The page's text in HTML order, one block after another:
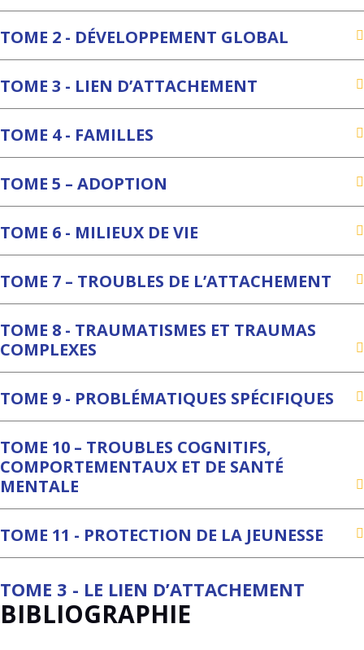
TOME 2 - DÉVELOPPEMENT GLOBAL
TOME 3 - LIEN D’ATTACHEMENT
TOME 4 - FAMILLES
TOME 5 – ADOPTION
TOME 6 - MILIEUX DE VIE
TOME 7 – TROUBLES DE L’ATTACHEMENT
TOME 8 - TRAUMATISMES ET TRAUMAS
COMPLEXES
TOME 9 - PROBLÉMATIQUES SPÉCIFIQUES
TOME 10 – TROUBLES COGNITIFS,
COMPORTEMENTAUX ET DE SANTÉ
MENTALE
TOME 11 - PROTECTION DE LA JEUNESSE
TOME 3 - LE LIEN D’ATTACHEMENT
BIBLIOGRAPHIE